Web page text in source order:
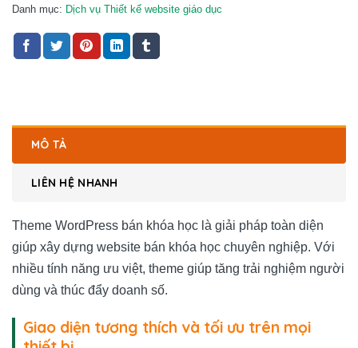
Danh mục: Dịch vụ Thiết kế website giáo dục
MÔ TẢ
LIÊN HỆ NHANH
Theme WordPress bán khóa học là giải pháp toàn diện
giúp xây dựng website bán khóa học chuyên nghiệp. Với
nhiều tính năng ưu việt, theme giúp tăng trải nghiệm người
dùng và thúc đẩy doanh số.
Giao diện tương thích và tối ưu trên mọi